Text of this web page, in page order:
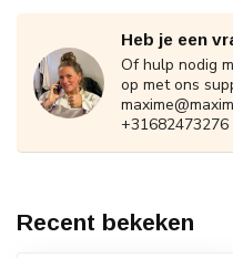
Heb je een
Of hulp nodig
op met ons
Recent bekeken